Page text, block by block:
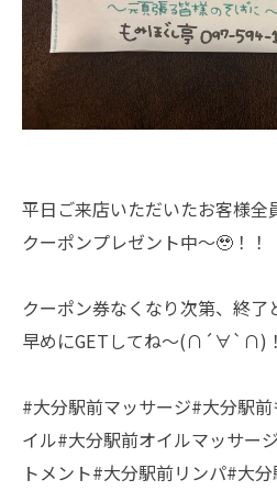
平日ご来店いただいたお客様全
クーポンプレゼント中～🥹！！
クーポン券なくなり次第、終了
早めにGETしてね～(∩´∀`∩)
#大分駅前マッサージ#大分駅
イル#大分駅前オイルマッサー
トメント#大分駅前リンパ#大